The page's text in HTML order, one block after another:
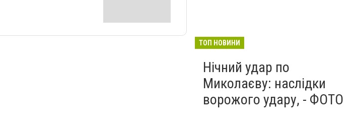
ТОП НОВИНИ
Нічний удар по
Миколаєву: наслідки
ворожого удару, - ФОТО